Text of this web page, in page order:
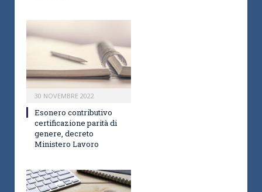
30 NOVEMBRE 2022
Esonero contributivo
certificazione parità di
genere, decreto
Ministero Lavoro